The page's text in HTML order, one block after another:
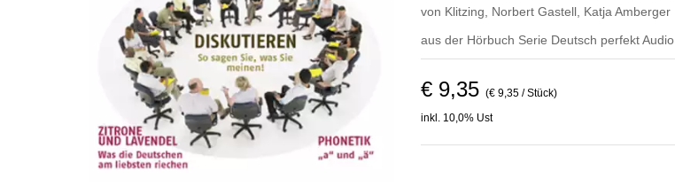
von Klitzing
Norbert Gastell, Katja Amberger
aus der Hörbuch Serie Deutsch perfekt Audio
€ 9,35 (€ 9,35 / Stück)
inkl. 10,0% Ust